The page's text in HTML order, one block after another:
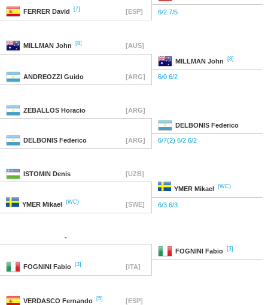
FERRER David [7] [ESP] 6/2 7/5
MILLMAN John [8] [AUS]
MILLMAN John [8]
ANDREOZZI Guido [ARG] 6/0 6/2
ZEBALLOS Horacio [ARG]
DELBONIS Federico
DELBONIS Federico [ARG] 6/7(2) 6/2 6/2
ISTOMIN Denis [UZB]
YMER Mikael (WC)
YMER Mikael (WC) [SWE] 6/3 6/3
-
FOGNINI Fabio [3]
FOGNINI Fabio [3] [ITA]
VERDASCO Fernando [5] [ESP]